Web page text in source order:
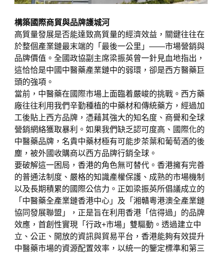
構築國際商貿與品牌護城河
高質量發展是否能達致高質量的經濟效益，關鍵往往在
於整個產業鏈最末端的「最後一公里」——市場營銷與
品牌價值。全國政協副主席梁振英曾一針見血地指出，
這恰恰是中國中醫藥產業鏈中的弱環，卻是西方醫藥巨
頭的強項。
當前，中醫藥在國際市場上面臨着嚴峻的挑戰。西方藥
廠往往利用我們辛勤種植的中藥材和傳統藥方，經過加
工後貼上西方品牌，憑藉其強大的知名度、商譽和全球
營銷網絡獲取暴利。如果我們缺乏認可度高、國際化的
中醫藥品牌，名貴中藥材極有可能步茶葉和葡萄酒的後
塵，被外國收購商以西方品牌行銷全球。
要破解這一困局，香港的角色無可替代。香港擁有完善
的普通法制度、嚴格的知識產權保護、成熟的市場機制
以及長期積累的國際公信力。正如梁振英所倡議成立的
「中醫藥全產業鏈香港中心」及「湘贛粵港澳全產業鏈
協同發展聯盟」，正是旨在利用香港「信得過」的品牌
效應，首創性實現「行政+市場」雙驅動。透過建立中
立、公正、開放的資訊與貿易平台，香港能夠有效提升
中醫藥市場的資源配置效率，以統一的鑒定標準和第三